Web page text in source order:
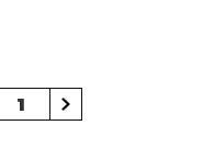
Zambaiti
Hygge Roll